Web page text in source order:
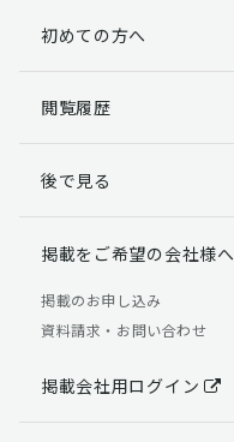
初めての方へ
閲覧履歴
後で見る
掲載をご希望の会社様へ
掲載のお申し込み
資料請求・お問い合わせ
掲載会社用ログイン